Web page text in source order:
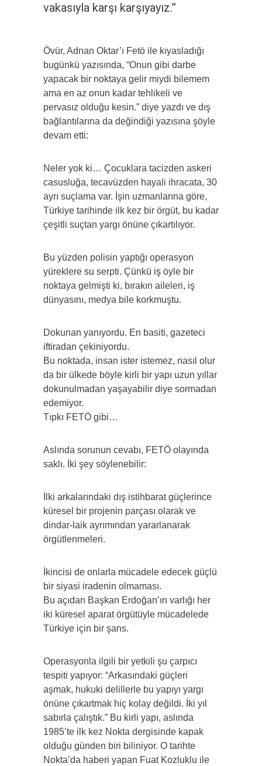
vakasıyla karşı karşıyayız.”
Övür, Adnan Oktar’ı Fetö ile kıyasladığı
bugünkü yazısında, “Onun gibi darbe
yapacak bir noktaya gelir miydi bilemem
ama en az onun kadar tehlikeli ve
pervasız olduğu kesin.” diye yazdı ve dış
bağlantılarına da değindiği yazısına şöyle
devam etti:
Neler yok ki… Çocuklara tacizden askeri
casusluğa, tecavüzden hayali ihracata, 30
ayrı suçlama var. İşin uzmanlarına göre,
Türkiye tarihinde ilk kez bir örgüt, bu kadar
çeşitli suçtan yargı önüne çıkartılıyor.
Bu yüzden polisin yaptığı operasyon
yüreklere su serpti. Çünkü iş öyle bir
noktaya gelmişti ki, bırakın aileleri, iş
dünyasını, medya bile korkmuştu.
Dokunan yanıyordu. En basiti, gazeteci
iftiradan çekiniyordu.
Bu noktada, insan ister istemez, nasıl olur
da bir ülkede böyle kirli bir yapı uzun yıllar
dokunulmadan yaşayabilir diye sormadan
edemiyor.
Tıpkı FETÖ gibi…
Aslında sorunun cevabı, FETÖ olayında
saklı. İki şey söylenebilir:
İlki arkalarındaki dış istihbarat güçlerince
küresel bir projenin parçası olarak ve
dindar-laik ayrımından yararlanarak
örgütlenmeleri.
İkincisi de onlarla mücadele edecek güçlü
bir siyasi iradenin olmaması.
Bu açıdan Başkan Erdoğan’ın varlığı her
iki küresel aparat örgütüyle mücadelede
Türkiye için bir şans.
Operasyonla ilgili bir yetkili şu çarpıcı
tespiti yapıyor: “Arkasındaki güçleri
aşmak, hukuki delillerle bu yapıyı yargı
önüne çıkartmak hiç kolay değildi. İki yıl
sabırla çalıştık.” Bu kirli yapı, aslında
1985’te ilk kez Nokta dergisinde kapak
olduğu günden biri biliniyor. O tarihte
Nokta’da haberi yapan Fuat Kozluklu ile